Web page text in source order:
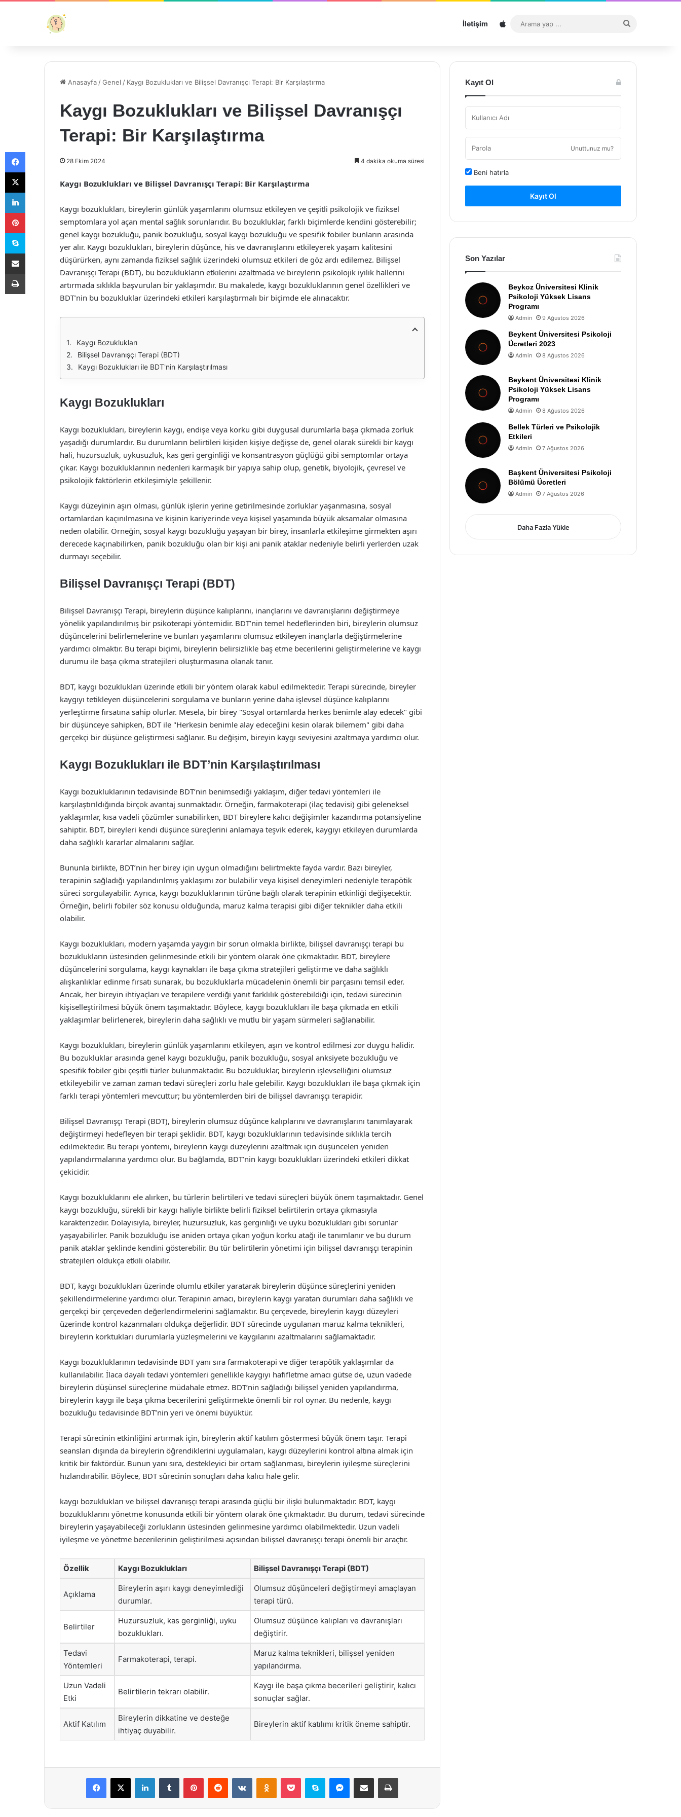
İletişim Sitemap
...
Anasayfa /Genel / Kaygı Bozuklukları ve Bilişsel Davranışçı Terapi: Bir Karşılaştırma
Kaygı Bozuklukları ve Bilişsel Davranışçı
Terapi: Bir Karşılaştırma
28 Ekim 2024 4 dakika okuma süresi
Kaygı Bozuklukları ve Bilişsel Davranışçı Terapi: Bir Karşılaştırma
Kaygı bozuklukları, bireylerin günlük yaşamlarını olumsuz etkileyen ve çeşitli psikolojik ve fiziksel
semptomlara yol açan mental sağlık sorunlarıdır. Bu bozukluklar, farklı biçimlerde kendini gösterebilir;
genel kaygı bozukluğu, panik bozukluğu, sosyal kaygı bozukluğu ve spesifik fobiler bunların arasında
yer alır. Kaygı bozuklukları, bireylerin düşünce, his ve davranışlarını etkileyerek yaşam kalitesini
düşürürken, aynı zamanda fiziksel sağlık üzerindeki olumsuz etkileri de göz ardı edilemez. Bilişsel
Davranışçı Terapi (BDT), bu bozuklukların etkilerini azaltmada ve bireylerin psikolojik iyilik hallerini
artırmada sıklıkla başvurulan bir yaklaşımdır. Bu makalede, kaygı bozukluklarının genel özellikleri ve
BDT’nin bu bozukluklar üzerindeki etkileri karşılaştırmalı bir biçimde ele alınacaktır.
Kaygı Bozuklukları
Bilişsel Davranışçı Terapi (BDT)
Kaygı Bozuklukları ile BDT'nin Karşılaştırılması
Kaygı Bozuklukları
Kaygı bozuklukları, bireylerin kaygı, endişe veya korku gibi duygusal durumlarla başa çıkmada zorluk
yaşadığı durumlardır. Bu durumların belirtileri kişiden kişiye değişse de, genel olarak sürekli bir kaygı
hali, huzursuzluk, uykusuzluk, kas geri gerginliği ve konsantrasyon güçlüğü gibi semptomlar ortaya
çıkar. Kaygı bozukluklarının nedenleri karmaşık bir yapıya sahip olup, genetik, biyolojik, çevresel ve
psikolojik faktörlerin etkileşimiyle şekillenir.
Kaygı düzeyinin aşırı olması, günlük işlerin yerine getirilmesinde zorluklar yaşanmasına, sosyal
ortamlardan kaçınılmasına ve kişinin kariyerinde veya kişisel yaşamında büyük aksamalar olmasına
neden olabilir. Örneğin, sosyal kaygı bozukluğu yaşayan bir birey, insanlarla etkileşime girmekten aşırı
derecede kaçınabilirken, panik bozukluğu olan bir kişi ani panik ataklar nedeniyle belirli yerlerden uzak
durmayı seçebilir.
Bilişsel Davranışçı Terapi (BDT)
Bilişsel Davranışçı Terapi, bireylerin düşünce kalıplarını, inançlarını ve davranışlarını değiştirmeye
yönelik yapılandırılmış bir psikoterapi yöntemidir. BDT’nin temel hedeflerinden biri, bireylerin olumsuz
düşüncelerini belirlemelerine ve bunları yaşamlarını olumsuz etkileyen inançlarla değiştirmelerine
yardımcı olmaktır. Bu terapi biçimi, bireylerin belirsizlikle baş etme becerilerini geliştirmelerine ve kaygı
durumu ile başa çıkma stratejileri oluşturmasına olanak tanır.
BDT, kaygı bozuklukları üzerinde etkili bir yöntem olarak kabul edilmektedir. Terapi sürecinde, bireyler
kaygıyı tetikleyen düşüncelerini sorgulama ve bunların yerine daha işlevsel düşünce kalıplarını
yerleştirme fırsatına sahip olurlar. Mesela, bir birey "Sosyal ortamlarda herkes benimle alay edecek" gibi
bir düşünceye sahipken, BDT ile "Herkesin benimle alay edeceğini kesin olarak bilemem" gibi daha
gerçekçi bir düşünce geliştirmesi sağlanır. Bu değişim, bireyin kaygı seviyesini azaltmaya yardımcı olur.
Kaygı Bozuklukları ile BDT’nin Karşılaştırılması
Kaygı bozukluklarının tedavisinde BDT’nin benimsediği yaklaşım, diğer tedavi yöntemleri ile
karşılaştırıldığında birçok avantaj sunmaktadır. Örneğin, farmakoterapi (ilaç tedavisi) gibi geleneksel
yaklaşımlar, kısa vadeli çözümler sunabilirken, BDT bireylere kalıcı değişimler kazandırma potansiyeline
sahiptir. BDT, bireyleri kendi düşünce süreçlerini anlamaya teşvik ederek, kaygıyı etkileyen durumlarda
daha sağlıklı kararlar almalarını sağlar.
Bununla birlikte, BDT’nin her birey için uygun olmadığını belirtmekte fayda vardır. Bazı bireyler,
terapinin sağladığı yapılandırılmış yaklaşımı zor bulabilir veya kişisel deneyimleri nedeniyle terapötik
süreci sorgulayabilir. Ayrıca, kaygı bozukluklarının türüne bağlı olarak terapinin etkinliği değişecektir.
Örneğin, belirli fobiler söz konusu olduğunda, maruz kalma terapisi gibi diğer teknikler daha etkili
olabilir.
Kaygı bozuklukları, modern yaşamda yaygın bir sorun olmakla birlikte, bilişsel davranışçı terapi bu
bozuklukların üstesinden gelinmesinde etkili bir yöntem olarak öne çıkmaktadır. BDT, bireylere
düşüncelerini sorgulama, kaygı kaynakları ile başa çıkma stratejileri geliştirme ve daha sağlıklı
alışkanlıklar edinme fırsatı sunarak, bu bozukluklarla mücadelenin önemli bir parçasını temsil eder.
Ancak, her bireyin ihtiyaçları ve terapilere verdiği yanıt farklılık gösterebildiği için, tedavi sürecinin
kişiselleştirilmesi büyük önem taşımaktadır. Böylece, kaygı bozuklukları ile başa çıkmada en etkili
yaklaşımlar belirlenerek, bireylerin daha sağlıklı ve mutlu bir yaşam sürmeleri sağlanabilir.
Kaygı bozuklukları, bireylerin günlük yaşamlarını etkileyen, aşırı ve kontrol edilmesi zor duygu halidir.
Bu bozukluklar arasında genel kaygı bozukluğu, panik bozukluğu, sosyal anksiyete bozukluğu ve
spesifik fobiler gibi çeşitli türler bulunmaktadır. Bu bozukluklar, bireylerin işlevselliğini olumsuz
etkileyebilir ve zaman zaman tedavi süreçleri zorlu hale gelebilir. Kaygı bozuklukları ile başa çıkmak için
farklı terapi yöntemleri mevcuttur; bu yöntemlerden biri de bilişsel davranışçı terapidir.
Bilişsel Davranışçı Terapi (BDT), bireylerin olumsuz düşünce kalıplarını ve davranışlarını tanımlayarak
değiştirmeyi hedefleyen bir terapi şeklidir. BDT, kaygı bozukluklarının tedavisinde sıklıkla tercih
edilmektedir. Bu terapi yöntemi, bireylerin kaygı düzeylerini azaltmak için düşünceleri yeniden
yapılandırmalarına yardımcı olur. Bu bağlamda, BDT’nin kaygı bozuklukları üzerindeki etkileri dikkat
çekicidir.
Kaygı bozukluklarını ele alırken, bu türlerin belirtileri ve tedavi süreçleri büyük önem taşımaktadır. Genel
kaygı bozukluğu, sürekli bir kaygı haliyle birlikte belirli fiziksel belirtilerin ortaya çıkmasıyla
karakterizedir. Dolayısıyla, bireyler, huzursuzluk, kas gerginliği ve uyku bozuklukları gibi sorunlar
yaşayabilirler. Panik bozukluğu ise aniden ortaya çıkan yoğun korku atağı ile tanımlanır ve bu durum
panik ataklar şeklinde kendini gösterebilir. Bu tür belirtilerin yönetimi için bilişsel davranışçı terapinin
stratejileri oldukça etkili olabilir.
BDT, kaygı bozuklukları üzerinde olumlu etkiler yaratarak bireylerin düşünce süreçlerini yeniden
şekillendirmelerine yardımcı olur. Terapinin amacı, bireylerin kaygı yaratan durumları daha sağlıklı ve
gerçekçi bir çerçeveden değerlendirmelerini sağlamaktır. Bu çerçevede, bireylerin kaygı düzeyleri
üzerinde kontrol kazanmaları oldukça değerlidir. BDT sürecinde uygulanan maruz kalma teknikleri,
bireylerin korktukları durumlarla yüzleşmelerini ve kaygılarını azaltmalarını sağlamaktadır.
Kaygı bozukluklarının tedavisinde BDT yanı sıra farmakoterapi ve diğer terapötik yaklaşımlar da
kullanılabilir. İlaca dayalı tedavi yöntemleri genellikle kaygıyı hafifletme amacı gütse de, uzun vadede
bireylerin düşünsel süreçlerine müdahale etmez. BDT’nin sağladığı bilişsel yeniden yapılandırma,
bireylerin kaygı ile başa çıkma becerilerini geliştirmekte önemli bir rol oynar. Bu nedenle, kaygı
bozukluğu tedavisinde BDT’nin yeri ve önemi büyüktür.
Terapi sürecinin etkinliğini artırmak için, bireylerin aktif katılım göstermesi büyük önem taşır. Terapi
seansları dışında da bireylerin öğrendiklerini uygulamaları, kaygı düzeylerini kontrol altına almak için
kritik bir faktördür. Bunun yanı sıra, destekleyici bir ortam sağlanması, bireylerin iyileşme süreçlerini
hızlandırabilir. Böylece, BDT sürecinin sonuçları daha kalıcı hale gelir.
kaygı bozuklukları ve bilişsel davranışçı terapi arasında güçlü bir ilişki bulunmaktadır. BDT, kaygı
bozukluklarını yönetme konusunda etkili bir yöntem olarak öne çıkmaktadır. Bu durum, tedavi sürecinde
bireylerin yaşayabileceği zorlukların üstesinden gelinmesine yardımcı olabilmektedir. Uzun vadeli
iyileşme ve yönetme becerilerinin geliştirilmesi açısından bilişsel davranışçı terapi önemli bir araçtır.
Özellik Kaygı Bozuklukları Bilişsel Davranışçı Terapi (BDT)
Açıklama
Bireylerin aşırı kaygı deneyimlediği
durumlar.
Olumsuz düşünceleri değiştirmeyi amaçlayan
terapi türü.
Belirtiler
Huzursuzluk, kas gerginliği, uyku
bozuklukları.
Olumsuz düşünce kalıpları ve davranışları
değiştirir.
Tedavi
Yöntemleri
Farmakoterapi, terapi.
Maruz kalma teknikleri, bilişsel yeniden
yapılandırma.
Uzun Vadeli
Etki
Belirtilerin tekrarı olabilir.
Kaygı ile başa çıkma becerileri geliştirir, kalıcı
sonuçlar sağlar.
Aktif Katılım
Bireylerin dikkatine ve desteğe
ihtiyaç duyabilir.
Bireylerin aktif katılımı kritik öneme sahiptir.
Facebook
X LinkedInTumblr PinterestReddit VKontakteOdnoklassniki
Pocket Skype Messenger
E-Posta ile paylaş Yazdır
Kayıt Ol
Unuttunuz mu?
Beni hatırla
Kayıt Ol
Son Yazılar
Beykoz Üniversitesi Klinik
Psikoloji Yüksek Lisans
Programı
Admin 9 Ağustos 2026
Beykent Üniversitesi Psikoloji
Ücretleri 2023
Admin 8 Ağustos 2026
Beykent Üniversitesi Klinik
Psikoloji Yüksek Lisans
Programı
Admin 8 Ağustos 2026
Bellek Türleri ve Psikolojik
Etkileri
Admin 7 Ağustos 2026
Başkent Üniversitesi Psikoloji
Bölümü Ücretleri
Admin 7 Ağustos 2026
Daha Fazla Yükle
Facebook
X
LinkedIn
Pinterest
Skype
E-Posta ile paylaş